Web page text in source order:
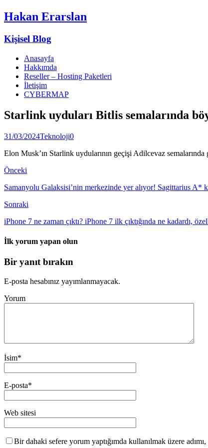
Hakan Erarslan
Kişisel Blog
Anasayfa
Hakkımda
Reseller – Hosting Paketleri
İletişim
CYBERMAP
Starlink uyduları Bitlis semalarında
31/03/2024Teknoloji0
Elon Musk’ın Starlink uydularının geçişi Adilcevaz
Önceki
Samanyolu Galaksisi’nin merkezinde yer alıyor! Sagittarius A*
Sonraki
iPhone 7 ne zaman çıktı? iPhone 7 ilk çıktığında ne kadardı,
İlk yorum yapan olun
Bir yanıt bırakın
E-posta hesabınız yayımlanmayacak.
Yorum
İsim*
E-posta*
Web sitesi
Bir dahaki sefere yorum yaptığımda kullanılmak üzere